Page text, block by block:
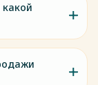
какой